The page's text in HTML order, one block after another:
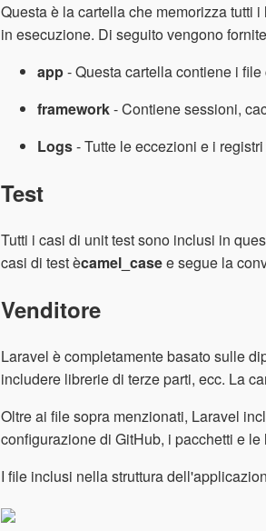
Questa è la cartella che memorizza tutti
in esecuzione. Di seguito vengono
app- Questa cartella contiene i
framework- Contiene sessioni,
Logs- Tutte le eccezioni e i
Test
Tutti i casi di unit test sono inclusi in
casi di test ècamel_casee segue la
Venditore
Laravel è completamente basato sulle
includere librerie di terze parti, ecc. La
Oltre ai file sopra menzionati, Laravel
configurazione di GitHub, i pacchetti e le
I file inclusi nella struttura